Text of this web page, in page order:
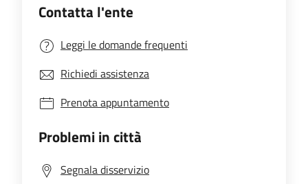
Contatta l'ente
Leggi le domande frequenti
Richiedi assistenza
Prenota appuntamento
Problemi in città
Segnala disservizio